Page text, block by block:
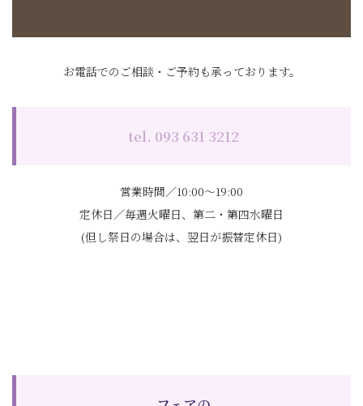
お電話でのご相談・ご予約も承っております。
tel. 093 631 3212
営業時間／10:00～19:00
定休日／毎週火曜日、第二・第四水曜日
(但し祭日の場合は、翌日が振替定休日)